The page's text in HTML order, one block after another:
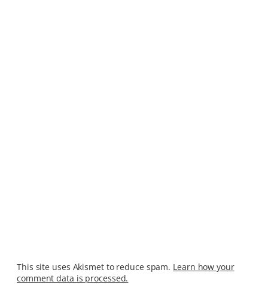
This site uses Akismet to reduce spam. Learn how your
comment data is processed.